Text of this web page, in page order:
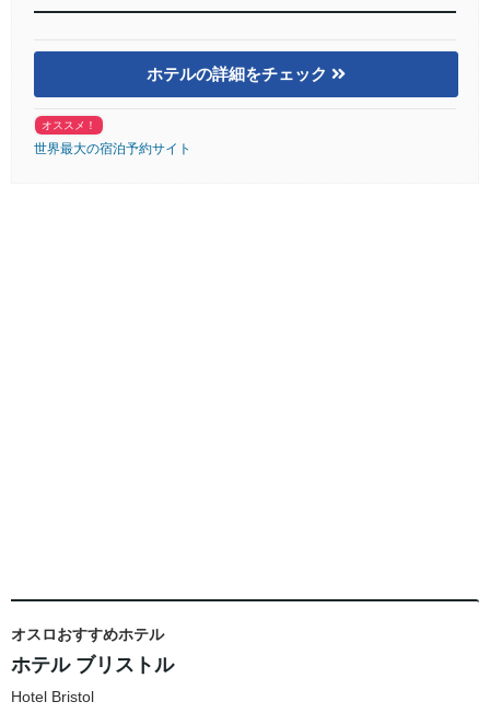
ホテルの詳細をチェック
オススメ！
世界最大の宿泊予約サイト
オスロおすすめホテル
ホテル ブリストル
Hotel Bristol